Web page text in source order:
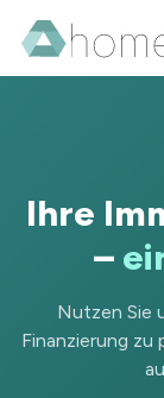
Finanzierung
Zinsrechner
Ihre
–
Nutzen Sie
Finanzierung zu